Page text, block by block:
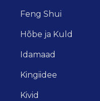
Feng Shui
Hõbe ja Kuld
Idamaad
Kingiidee
Kivid